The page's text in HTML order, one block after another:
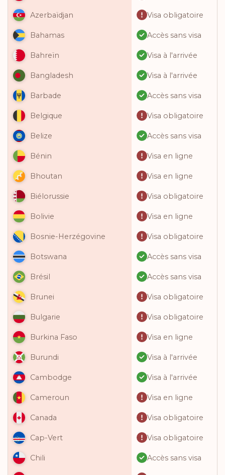
Azerbaïdjan Visa obligatoire
Bahamas Accès sans visa
Bahreïn Visa à l'arrivée
Bangladesh Visa à l'arrivée
Barbade Accès sans visa
Belgique Visa obligatoire
Belize Accès sans visa
Bénin Visa en ligne
Bhoutan Visa en ligne
Biélorussie Visa obligatoire
Bolivie Visa en ligne
Bosnie-Herzégovine Visa obligatoire
Botswana Accès sans visa
Brésil Accès sans visa
Brunei Visa obligatoire
Bulgarie Visa obligatoire
Burkina Faso Visa en ligne
Burundi Visa à l'arrivée
Cambodge Visa à l'arrivée
Cameroun Visa en ligne
Canada Visa obligatoire
Cap-Vert Visa obligatoire
Chili Accès sans visa